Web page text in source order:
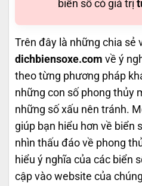
biển số có giá trị
Trên đây là những chia sẻ
dichbiensoxe.com về ý
theo từng phương pháp
những con số phong thủy
những số xấu nên tránh.
giúp bạn hiểu hơn về biển
nhìn thấu đáo về phong
hiểu ý nghĩa của các biển
cập vào website của